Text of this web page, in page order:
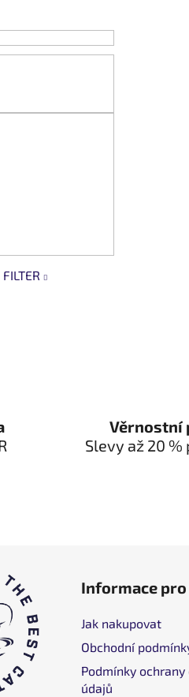
Věrnostní
Slevy až 20
Informace pro
Jak nakupovat
Obchodní
Podmínky ochrany
údajů